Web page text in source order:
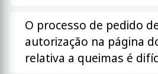
O processo de pedido
autorização na página
relativa a queimas é